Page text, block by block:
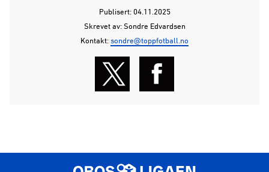
Publisert: 04.11.2025
Skrevet av: Sondre Edvardsen
Kontakt:sondre@toppfotball.no